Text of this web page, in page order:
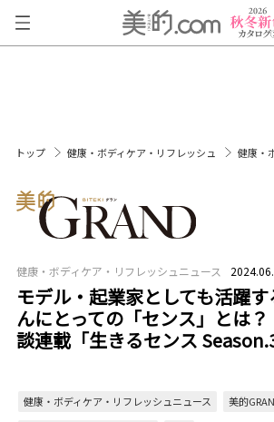
トップ 健康・ボディケア・リフレッシュ 健康・
健康・ボディケア・リフレッシュニュース
モデル・起業家としても活躍
んにとっての「センス」とは
談連載「生きるセンス
健康・ボディケア・リフレッシュニュース
美的